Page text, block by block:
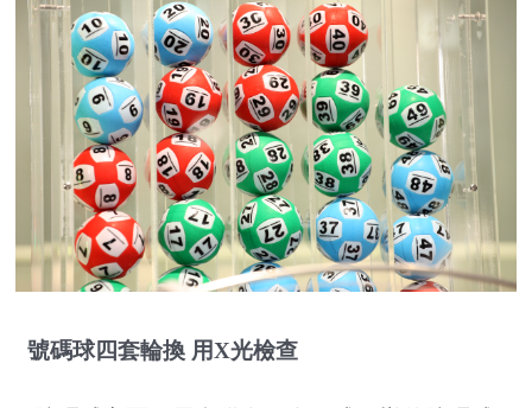
號碼球四套輪換 用X光檢查